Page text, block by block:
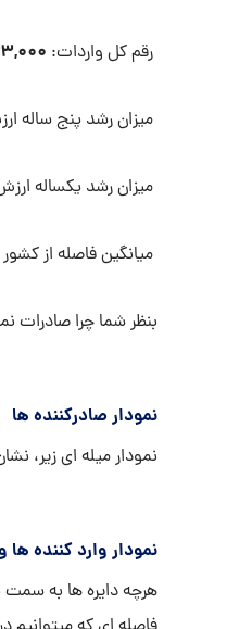
رقم کل واردات:
میزان رشد پنج ساله
میزان رشد یکساله
میانگین فاصله از
بنظر شما چرا صادرات
نمودار صادرکننده ها
نمودار میله ای زیر،
نمودار وارد کننده ها
هرچه دایره ها به سمت